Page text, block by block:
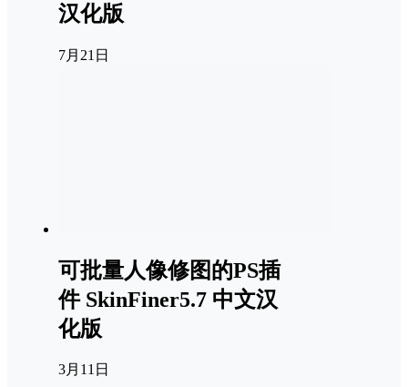
汉化版
7月21日
可批量人像修图的PS插
件 SkinFiner5.7 中文汉
化版
3月11日